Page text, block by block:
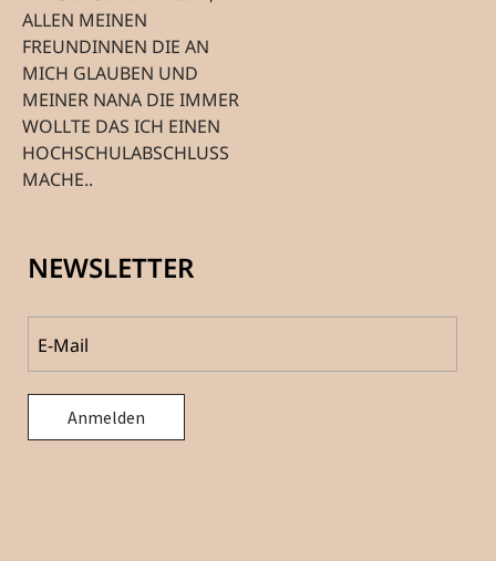
ALLEN MEINEN
FREUNDINNEN DIE AN
MICH GLAUBEN UND
MEINER NANA DIE IMMER
WOLLTE DAS ICH EINEN
HOCHSCHULABSCHLUSS
MACHE..
NEWSLETTER